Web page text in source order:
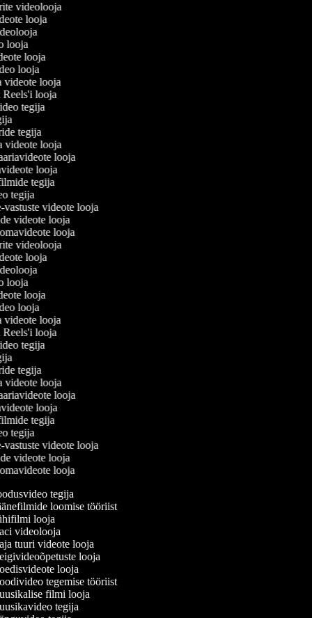
videolooja
looja
looja
looja
looja
videote looja
Reels'i looja
tegija
tegija
videote looja
looja
looja
tegija
tegija
vastuste videote looja
videote looja
looja
videolooja
looja
looja
looja
looja
videote looja
Reels'i looja
tegija
tegija
videote looja
looja
looja
tegija
tegija
vastuste videote looja
videote looja
looja
tegija
loomise tööriist
looja
videolooja
tuuri videote looja
looja
looja
tegemise tööriist
filmi looja
tegija